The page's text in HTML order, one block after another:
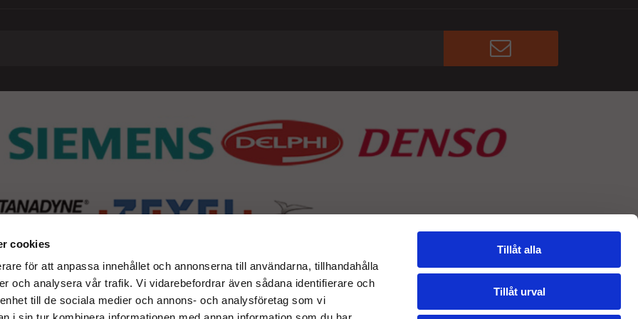
cookies
för att anpassa innehållet och annonserna till användarna, tillhandahålla
och analysera vår trafik. Vi vidarebefordrar även sådana identifierare och
till de sociala medier och annons- och analysföretag som vi
Tillåt alla
Tillåt urval